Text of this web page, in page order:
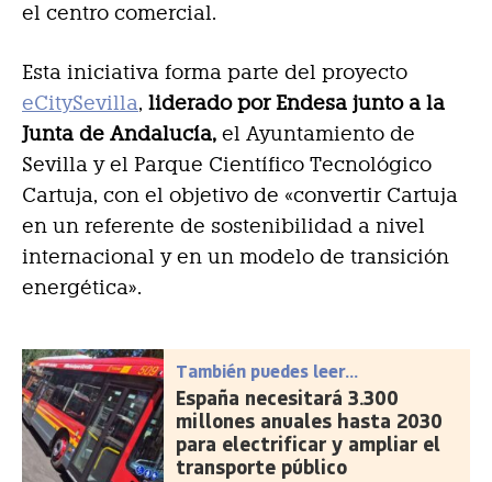
el centro comercial.
Esta iniciativa forma parte del proyecto
eCitySevilla, liderado por Endesa junto a la
Junta de Andalucía, el Ayuntamiento de
Sevilla y el Parque Científico Tecnológico
Cartuja, con el objetivo de «convertir Cartuja
en un referente de sostenibilidad a nivel
internacional y en un modelo de transición
energética».
También puedes leer...
España necesitará 3.300
millones anuales hasta 2030
para electrificar y ampliar el
transporte público